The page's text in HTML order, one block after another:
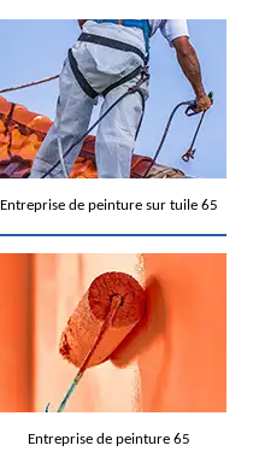
Entreprise de peinture sur tuile 65
Entreprise de peinture 65